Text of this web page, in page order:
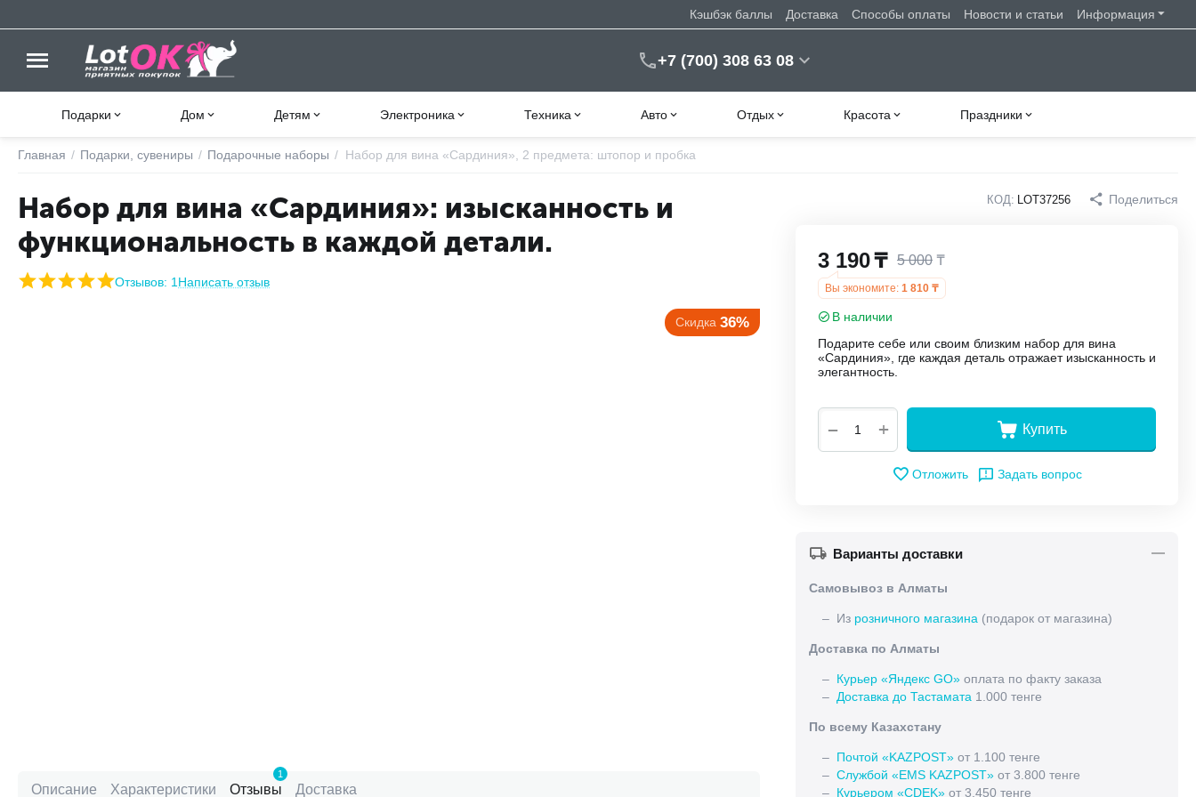
Кэшбэк баллы Доставка Способы оплаты Новости и статьи Информация
+7 (700) 308 63 08
Подарки Дом Детям Электроника Техника Авто Отдых Красота Праздники
Главная / Подарки, сувениры / Подарочные наборы / Набор для вина «Сардиния», 2 предмета: штопор и пробка
Набор для вина «Сардиния»: изысканность и
функциональность в каждой детали.
Отзывов: 1 Написать отзыв
КОД: LOT37256 Поделиться
3 190₸ 5 000 ₸
Вы экономите: 1 810 ₸
В наличии
Подарите себе или своим близким набор для вина
«Сардиния», где каждая деталь отражает изысканность и
элегантность.
+
− Купить
Отложить Задать вопрос
Варианты доставки
Самовывоз в Алматы
– Из розничного магазина (подарок от магазина)
Доставка по Алматы
– Курьер «Яндекс GO» оплата по факту заказа
– Доставка до Тастамата 1.000 тенге
По всему Казахстану
– Почтой «KAZPOST» от 1.100 тенге
– Службой «EMS KAZPOST» от 3.800 тенге
– Курьером «CDEK» от 3.450 тенге
Описание Характеристики Отзывы
1
Доставка